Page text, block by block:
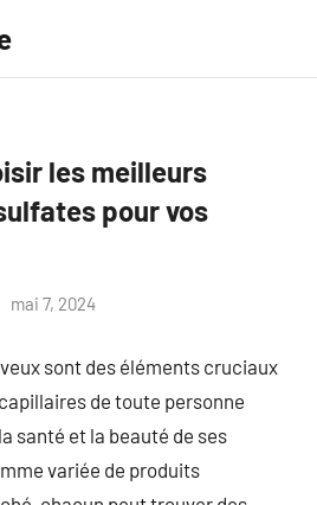
les meilleurs
pour vos
mai 7, 2024
sont des éléments cruciaux
de toute personne
santé et la beauté de ses
variée de produits